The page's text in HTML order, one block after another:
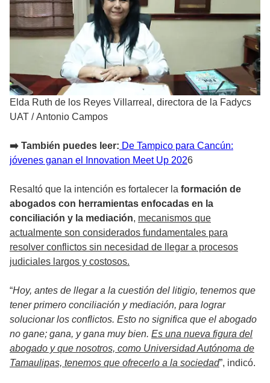
Elda Ruth de los Reyes Villarreal, directora de la Fadycs
UAT /Antonio Campos
➡️ También puedes leer: De Tampico para Cancún:
jóvenes ganan el Innovation Meet Up 2026
Resaltó que la intención es fortalecer la formación de
abogados con herramientas enfocadas en la
conciliación y la mediación, mecanismos que
actualmente son considerados fundamentales para
resolver conflictos sin necesidad de llegar a procesos
judiciales largos y costosos.
“Hoy, antes de llegar a la cuestión del litigio, tenemos que
tener primero conciliación y mediación, para lograr
solucionar los conflictos. Esto no significa que el abogado
no gane; gana, y gana muy bien. Es una nueva figura del
abogado y que nosotros, como Universidad Autónoma de
Tamaulipas, tenemos que ofrecerlo a la sociedad”, indicó.